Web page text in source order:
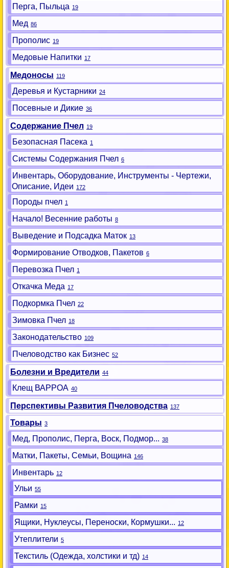
Перга, Пыльца 19
Мед 86
Прополис 19
Медовые Напитки 17
Медоносы 119
Деревья и Кустарники 24
Посевные и Дикие 36
Содержание Пчел 19
Безопасная Пасека 1
Системы Содержания Пчел 6
Инвентарь, Оборудование, Инструменты - Чертежи,
Описание, Идеи 172
Породы пчел 1
Начало! Весенние работы 8
Выведение и Подсадка Маток 13
Формирование Отводков, Пакетов 6
Перевозка Пчел 1
Откачка Меда 17
Подкормка Пчел 22
Зимовка Пчел 18
Законодательство 109
Пчеловодство как Бизнес 52
Болезни и Вредители 44
Клещ ВАРРОА 40
Перспективы Развития Пчеловодства 137
Товары 3
Мед, Прополис, Перга, Воск, Подмор... 38
Матки, Пакеты, Семьи, Вощина 146
Инвентарь 12
Ульи 55
Рамки 15
Ящики, Нуклеусы, Переноски, Кормушки... 12
Утеплители 5
Текстиль (Одежда, холстики и тд) 14